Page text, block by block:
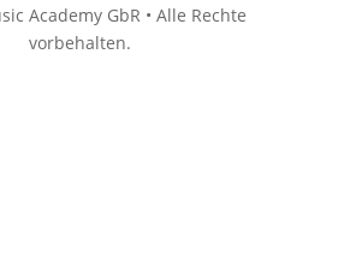
Academy GbR • Alle Rechte
vorbehalten.